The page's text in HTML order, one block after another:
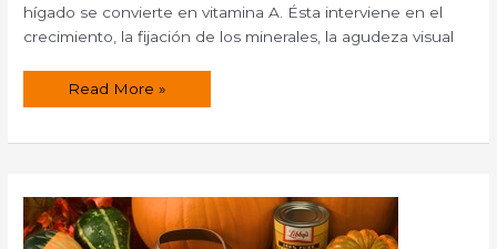
hígado se convierte en vitamina A. Ésta interviene en el
crecimiento, la fijación de los minerales, la agudeza visual
Beneficios
zanahorias
Read More »